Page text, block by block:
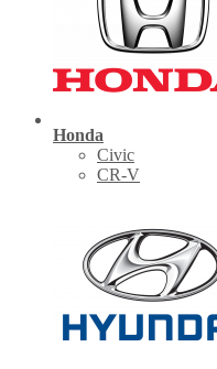
Honda
Civic
CR-V